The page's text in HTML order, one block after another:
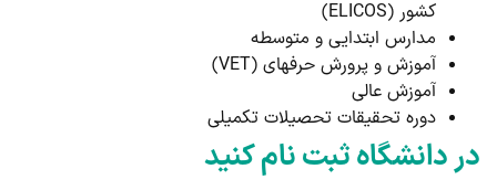
کشور (ELICOS)
مدارس ابتدایی و متوسطه
آموزش و پرورش حرفه­ای (VET)
آموزش عالی
دوره تحقیقات تحصیلات تکمیلی
در دانشگاه ثبت ­نام کنید